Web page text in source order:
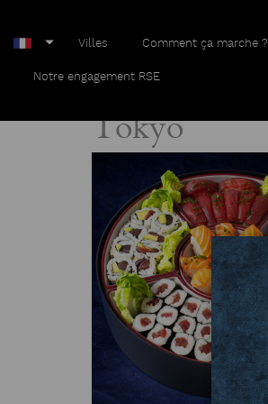
Villes Comment ça marche ?
Notre engagement RSE
Tokyo
Tokyo